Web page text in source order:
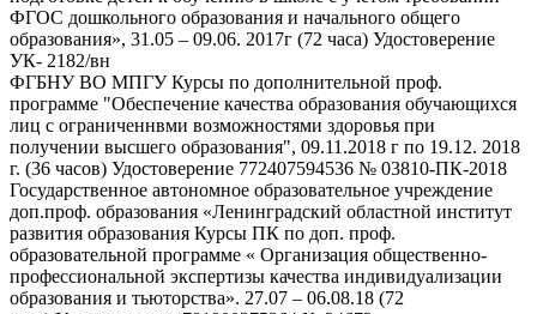
ФГОС дошкольного образования и начального общего
образования», 31.05 – 09.06. 2017г (72 часа) Удостоверение
УК- 2182/вн
ФГБНУ ВО МПГУ Курсы по дополнительной проф.
программе "Обеспечение качества образования обучающихся
лиц с ограниченнвми возможностями здоровья при
получении высшего образования", 09.11.2018 г по 19.12. 2018
г. (36 часов) Удостоверение 772407594536 № 03810-ПК-2018
Государственное автономное образовательное учреждение
доп.проф. образования «Ленинградский областной институт
развития образования Курсы ПК по доп. проф.
образовательной программе « Организация общественно-
профессиональной экспертизы качества индивидуализации
образования и тьюторства». 27.07 – 06.08.18 (72